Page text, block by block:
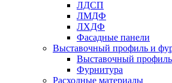
ЛДСП
ЛМДФ
ЛХДФ
Фасадные панели
Выставочный профиль и
Выставочный профиль
Фурнитура
Расходные материалы